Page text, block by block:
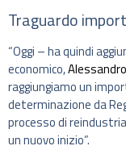
Traguardo
“Oggi – ha quindi
economico,
raggiungiamo un
determinazione da
processo di
un nuovo inizio”.